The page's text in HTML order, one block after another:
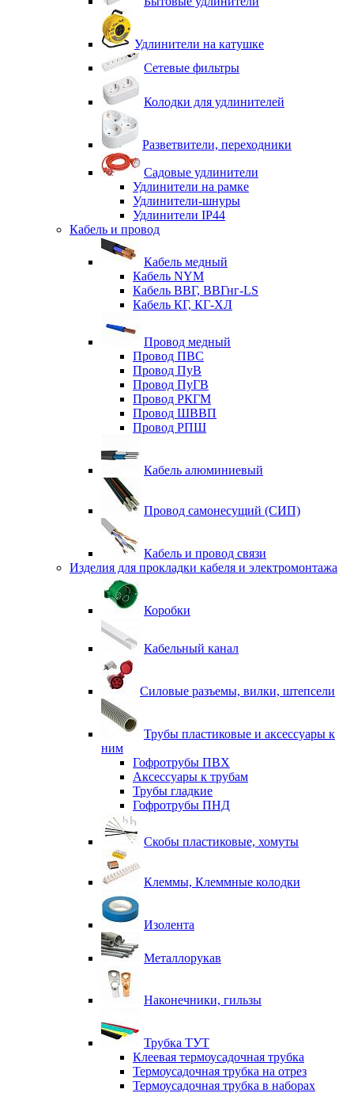
Удлинители на катушке
Сетевые фильтры
Колодки для удлинителей
Разветвители, переходники
Садовые удлинители
Удлинители на рамке
Удлинители-шнуры
Удлинители IP44
Кабель и провод
Кабель медный
Кабель NYM
Кабель ВВГ, ВВГнг-LS
Кабель КГ, КГ-ХЛ
Провод медный
Провод ПВС
Провод ПуВ
Провод ПуГВ
Провод РКГМ
Провод ШВВП
Провод РПШ
Кабель алюминиевый
Провод самонесущий (СИП)
Кабель и провод связи
Изделия для прокладки кабеля и электромонтажа
Коробки
Кабельный канал
Силовые разъемы, вилки, штепсели
Трубы пластиковые и аксессуары к
ним
Гофротрубы ПВХ
Аксессуары к трубам
Трубы гладкие
Гофротрубы ПНД
Скобы пластиковые, хомуты
Клеммы, Клеммные колодки
Изолента
Металлорукав
Наконечники, гильзы
Трубка ТУТ
Клеевая термоусадочная трубка
Термоусадочная трубка на отрез
Термоусадочная трубка в наборах